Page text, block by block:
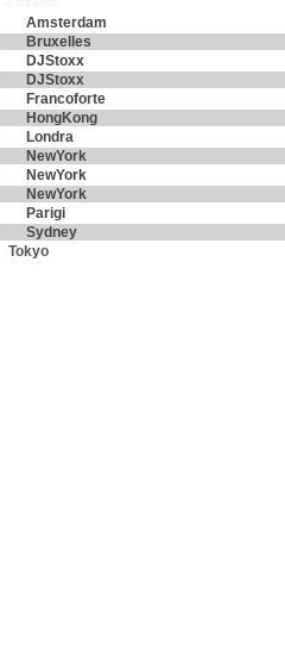
Amsterdam
Bruxelles
DJStoxx
DJStoxx
Francoforte
HongKong
Londra
NewYork
NewYork
NewYork
Parigi
Sydney
Tokyo